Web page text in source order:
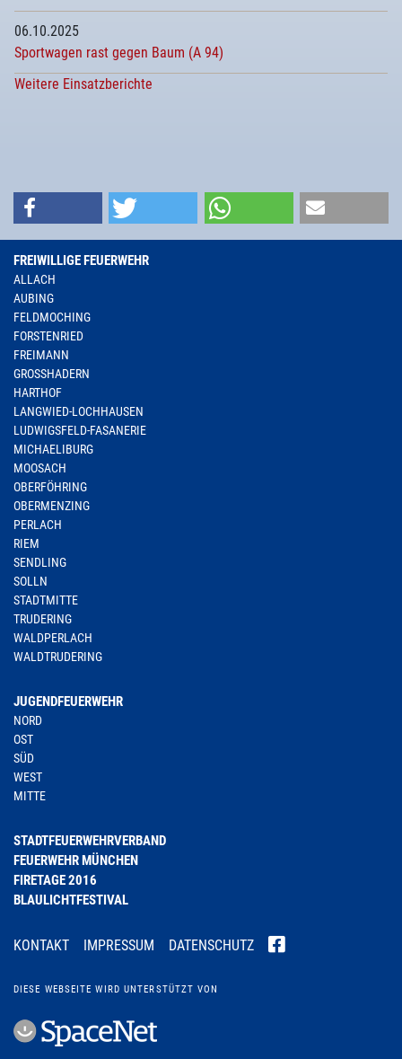
06.10.2025
Sportwagen rast gegen Baum (A 94)
Weitere Einsatzberichte
FREIWILLIGE FEUERWEHR
ALLACH
AUBING
FELDMOCHING
FORSTENRIED
FREIMANN
GROSSHADERN
HARTHOF
LANGWIED-LOCHHAUSEN
LUDWIGSFELD-FASANERIE
MICHAELIBURG
MOOSACH
OBERFÖHRING
OBERMENZING
PERLACH
RIEM
SENDLING
SOLLN
STADTMITTE
TRUDERING
WALDPERLACH
WALDTRUDERING
JUGENDFEUERWEHR
NORD
OST
SÜD
WEST
MITTE
STADTFEUERWEHRVERBAND
FEUERWEHR MÜNCHEN
FIRETAGE 2016
BLAULICHTFESTIVAL
KONTAKT IMPRESSUM DATENSCHUTZ
DIESE WEBSEITE WIRD UNTERSTÜTZT VON